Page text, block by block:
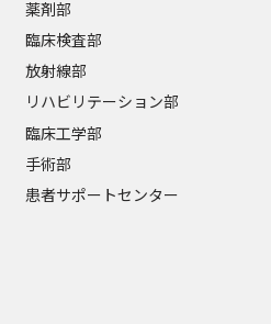
薬剤部
臨床検査部
放射線部
リハビリテーション部
臨床工学部
手術部
患者サポートセンター